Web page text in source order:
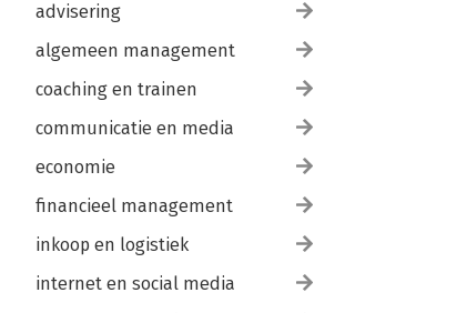
advisering
algemeen management
coaching en trainen
communicatie en media
economie
financieel management
inkoop en logistiek
internet en social media